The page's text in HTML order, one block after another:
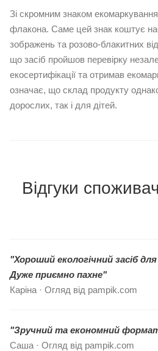
Зі скромним знаком
флакона. Саме цей знак коштує
зображень та розово-блакитних
що засіб пройшов перевірку
екосертифікації та отримав
означає, що склад продукту
дорослих, так і для дітей.
Відгуки
"Хороший екологічний засіб
Дуже приємно пахне"
Каріна · Огляд від pampik.com
"Зручний та економний
Саша · Огляд від pampik.com